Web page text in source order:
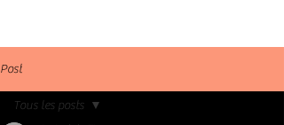
Post
Tous les posts